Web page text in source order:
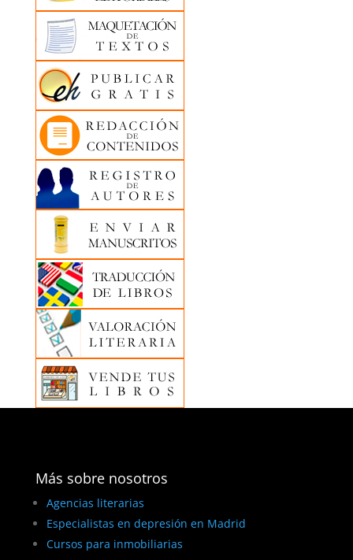
Más sobre nosotros
Agencias literarias
Especialistas en depresión en Madrid
Cursos para inmobiliarias